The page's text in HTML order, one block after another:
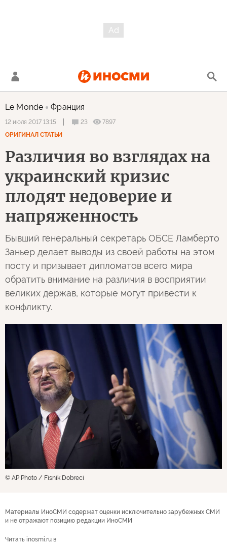
Le Monde Франция
12 июля 2017 13:15 23
7897
ОРИГИНАЛ СТАТЬИ
Различия во взглядах на
украинский кризис
плодят недоверие и
напряженность
Бывший генеральный секретарь ОБСЕ Ламберто
Заньер делает выводы из своей работы на этом
посту и призывает дипломатов всего мира
обратить внимание на различия в восприятии
великих держав, которые могут привести к
конфликту.
© AP Photo / Fisnik Dobreci
Материалы ИноСМИ содержат оценки исключительно зарубежных СМИ
и не отражают позицию редакции ИноСМИ
Читать inosmi.ru в